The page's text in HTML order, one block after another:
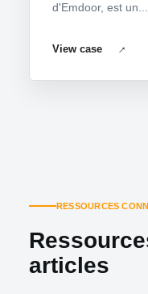
d'Emdoor, est un...
View case
RESSOURCES
articles